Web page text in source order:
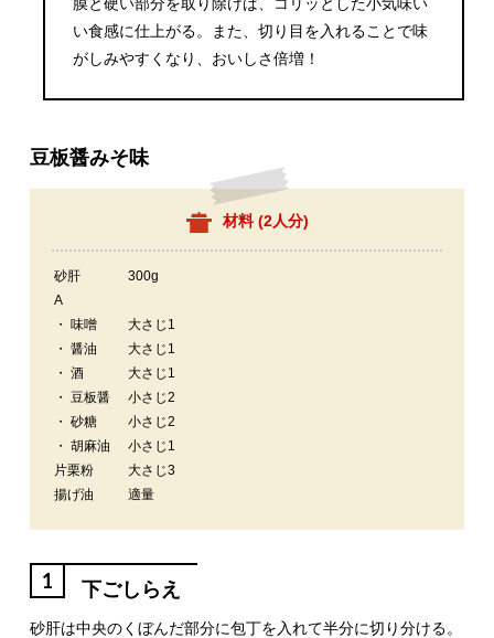
い食感に仕上がる。また、切り目を入れることで味
がしみやすくなり、おいしさ倍増！
豆板醤みそ味
材料 (2人分)
砂肝
300g
A
・ 味噌
大さじ1
・ 醤油
大さじ1
・ 酒
大さじ1
・ 豆板醤
小さじ2
・ 砂糖
小さじ2
・ 胡麻油
小さじ1
片栗粉
大さじ3
揚げ油
適量
1 下ごしらえ
砂肝は中央のくぼんだ部分に包丁を入れて半分に切り分ける。